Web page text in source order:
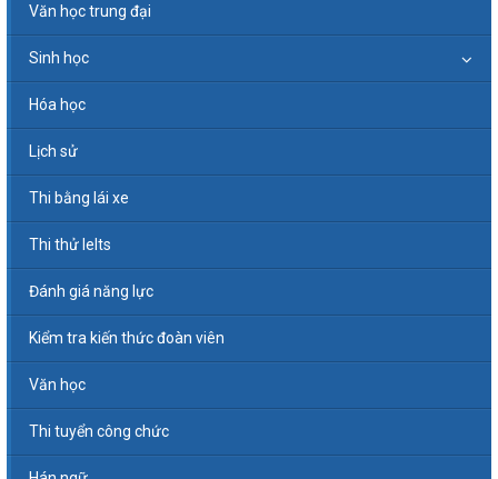
Văn học trung đại
Sinh học
Hóa học
Lịch sử
Thi bằng lái xe
Thi thử Ielts
Đánh giá năng lực
Kiểm tra kiến thức đoàn viên
Văn học
Thi tuyển công chức